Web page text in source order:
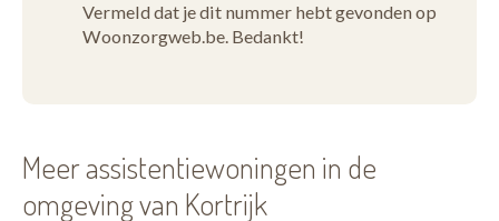
Vermeld dat je dit nummer hebt gevonden op
Woonzorgweb.be. Bedankt!
Meer assistentiewoningen in de
omgeving van Kortrijk